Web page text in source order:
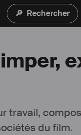
🔎 Rechercher
travail,
du film.